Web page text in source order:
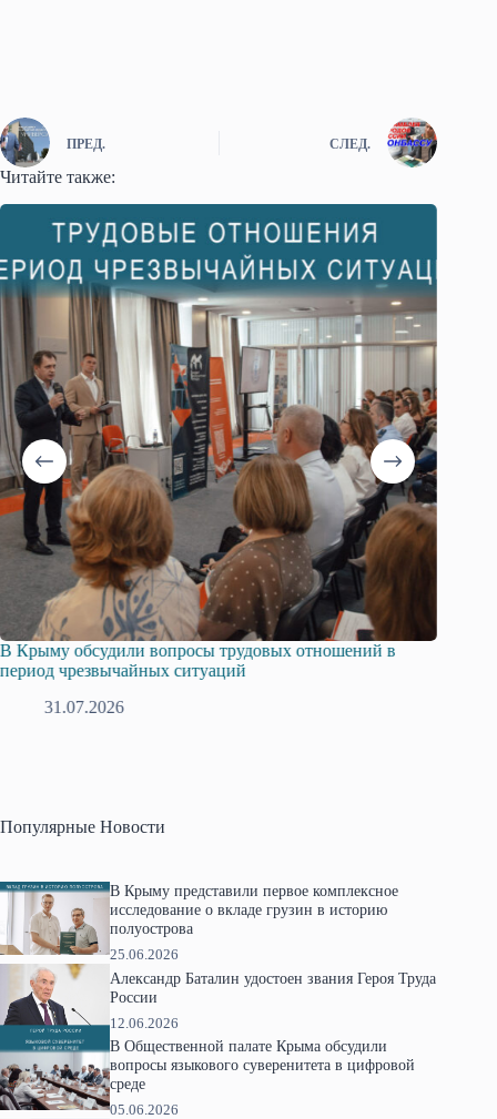
ПРЕД. СЛЕД.
Читайте также:
Русская община Крыма и Федерация независимых
профсоюзов Крыма укрепляют сотрудничество
28.07.2026
Популярные Новости
В Крыму представили первое комплексное
исследование о вкладе грузин в историю
полуострова
25.06.2026
Александр Баталин удостоен звания Героя Труда
России
12.06.2026
В Общественной палате Крыма обсудили
вопросы языкового суверенитета в цифровой
среде
05.06.2026